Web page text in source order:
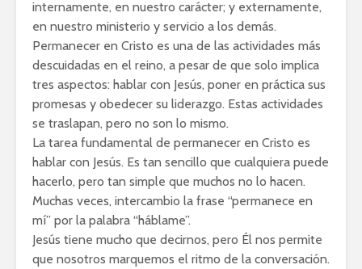
internamente, en nuestro carácter; y externamente,
en nuestro ministerio y servicio a los demás.
Permanecer en Cristo es una de las actividades más
descuidadas en el reino, a pesar de que solo implica
tres aspectos: hablar con Jesús, poner en práctica sus
promesas y obedecer su liderazgo. Estas actividades
se traslapan, pero no son lo mismo.
La tarea fundamental de permanecer en Cristo es
hablar con Jesús. Es tan sencillo que cualquiera puede
hacerlo, pero tan simple que muchos no lo hacen.
Muchas veces, intercambio la frase “permanece en
mí” por la palabra “háblame”.
Jesús tiene mucho que decirnos, pero Él nos permite
que nosotros marquemos el ritmo de la conversación.